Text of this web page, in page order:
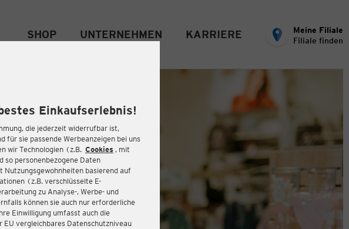
Einkaufserlebnis!
die jederzeit widerrufbar ist,
sie passende Werbeanzeigen bei uns
wir Technologien (z.B. Cookies , mit
so personenbezogene Daten
basierend auf
(z.B. verschlüsselte E-
zu Analyse-, Werbe- und
können sie auch nur erforderliche
Einwilligung umfasst auch die
vergleichbares Datenschutzniveau
SHOP UNTERNEHMEN KARRIERE
Meine Filiale
Filiale finden